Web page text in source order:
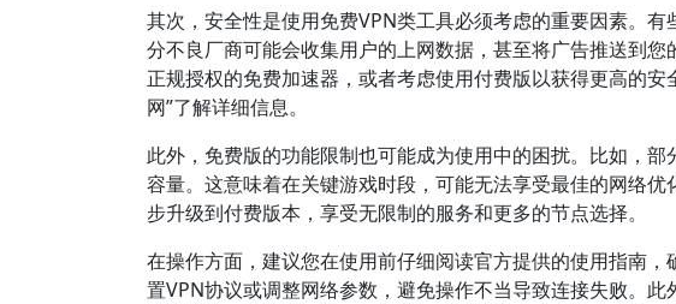
其次，安全性是使用免费VPN类工具必须考虑的重要因素。
分不良厂商可能会收集用户的上网数据，甚至将广告推送到
正规授权的免费加速器，或者考虑使用付费版以获得更高的
网”了解详细信息。
此外，免费版的功能限制也可能成为使用中的困扰。比如，
容量。这意味着在关键游戏时段，可能无法享受最佳的网络
步升级到付费版本，享受无限制的服务和更多的节点选择。
在操作方面，建议您在使用前仔细阅读官方提供的使用指南
置VPN协议或调整网络参数，避免操作不当导致连接失败。